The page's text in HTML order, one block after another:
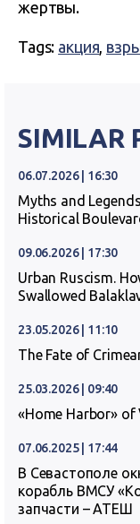
жертвы.
Tags: акция
SIMILAR
06.07.2026 | 16:30
Myths and
Historical
09.06.2026 | 17:30
Urban Ruscism.
Swallowed
23.05.2026 | 11:10
The Fate of
25.03.2026 | 09:40
«Home Harbor» of
07.06.2025 | 17:44
В Севастополе
корабль ВМСУ
запчасти – АТЕШ